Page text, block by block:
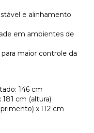
e alinhamento
em ambientes de
maior controle da
146 cm
cm (altura)
x 112 cm